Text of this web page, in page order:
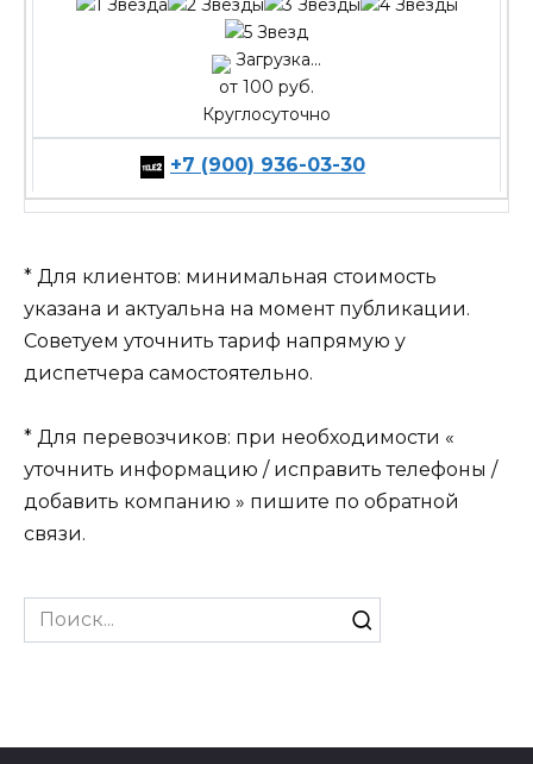
Загрузка...
от 100 руб.
Круглосуточно
+7 (900) 936-03-30
* Для клиентов: минимальная стоимость
указана и актуальна на момент публикации.
Советуем уточнить тариф напрямую у
диспетчера самостоятельно.
* Для перевозчиков: при необходимости «
уточнить информацию / исправить телефоны /
добавить компанию » пишите по обратной
связи.
Search
for: